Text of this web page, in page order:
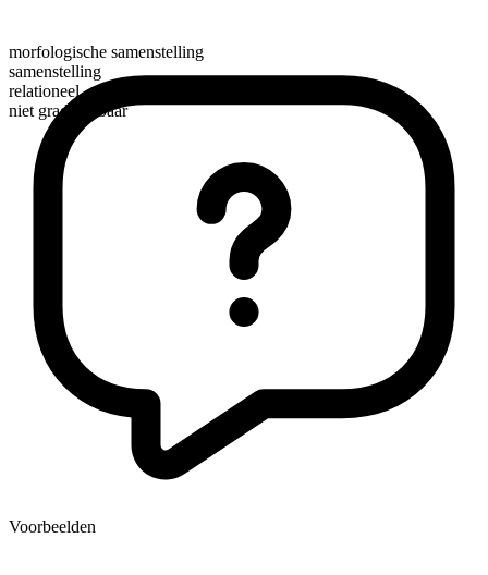
morfologische samenstelling
samenstelling
relationeel
niet gradueerbaar
Voorbeelden